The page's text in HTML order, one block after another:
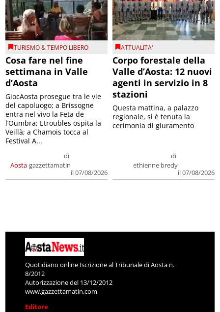
TURISMO & TEMPO LIBERO
Cosa fare nel fine
settimana in Valle
d’Aosta
Aosta
di
gazzettamatin
il 07/08/2026
GiocAosta prosegue tra le vie
del capoluogo; a Brissogne
entra nel vivo la Feta de
l’Oumbra; Etroubles ospita la
Veillà; a Chamois tocca al
Festival A...
ATTUALITA'
Corpo forestale della
Valle d’Aosta: 12 nuovi
agenti in servizio in 8
stazioni
di
ethienne bredy
il 07/08/2026
Questa mattina, a palazzo
regionale, si è tenuta la
cerimonia di giuramento
Quotidiano online Iscrizione al Tribunale di Aosta n.
8/2012
Autorizzazione del 13/12/2012
www.gazzettamatin.com
Editore